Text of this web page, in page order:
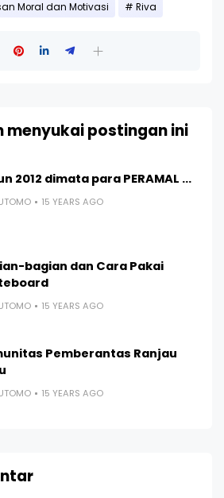
Moral dan Motivasi Riva
menyukai postingan ini
2012 dimata para PERAMAL ...
15 YEARS AGO
bagian dan Cara Pakai
15 YEARS AGO
Pemberantas Ranjau
15 YEARS AGO